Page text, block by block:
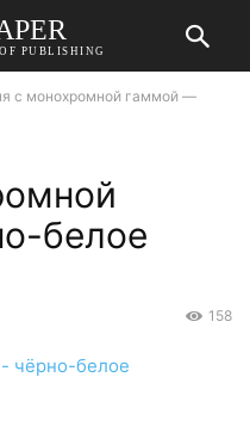
PUBLISHING
с монохромной гаммой —
белое
158